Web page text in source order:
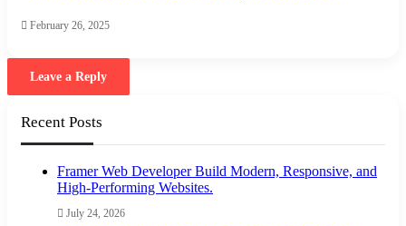
February 26, 2025
Leave a Reply
Recent Posts
Framer Web Developer Build Modern, Responsive, and
High-Performing Websites.
July 24, 2026